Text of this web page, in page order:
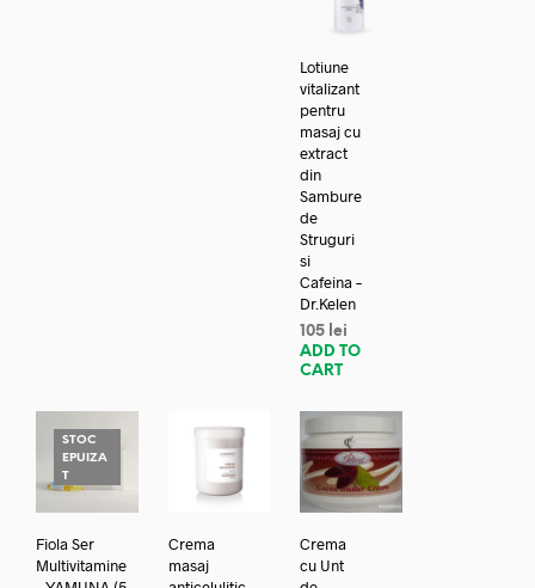
Lotiune
vitalizant
pentru
masaj cu
extract
din
Sambure
de
Struguri
si
Cafeina –
Dr.Kelen
105 lei
ADD TO
CART
STOC
EPUIZA
T
Fiola Ser
Multivitamine
Crema
masaj
Crema
cu Unt